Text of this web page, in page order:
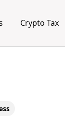
Crypto Tax